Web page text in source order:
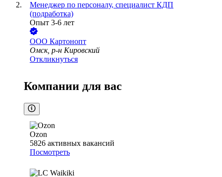
Менеджер по персоналу, специалист КДП
(подработка)
Опыт 3-6 лет
ООО Картонопт
Омск, р-н Кировский
Откликнуться
Компании для вас
Ozon
5826 активных вакансий
Посмотреть